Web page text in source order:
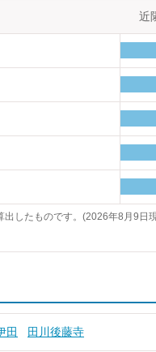
近
出したものです。(2026年8月9日
田 田川後藤寺